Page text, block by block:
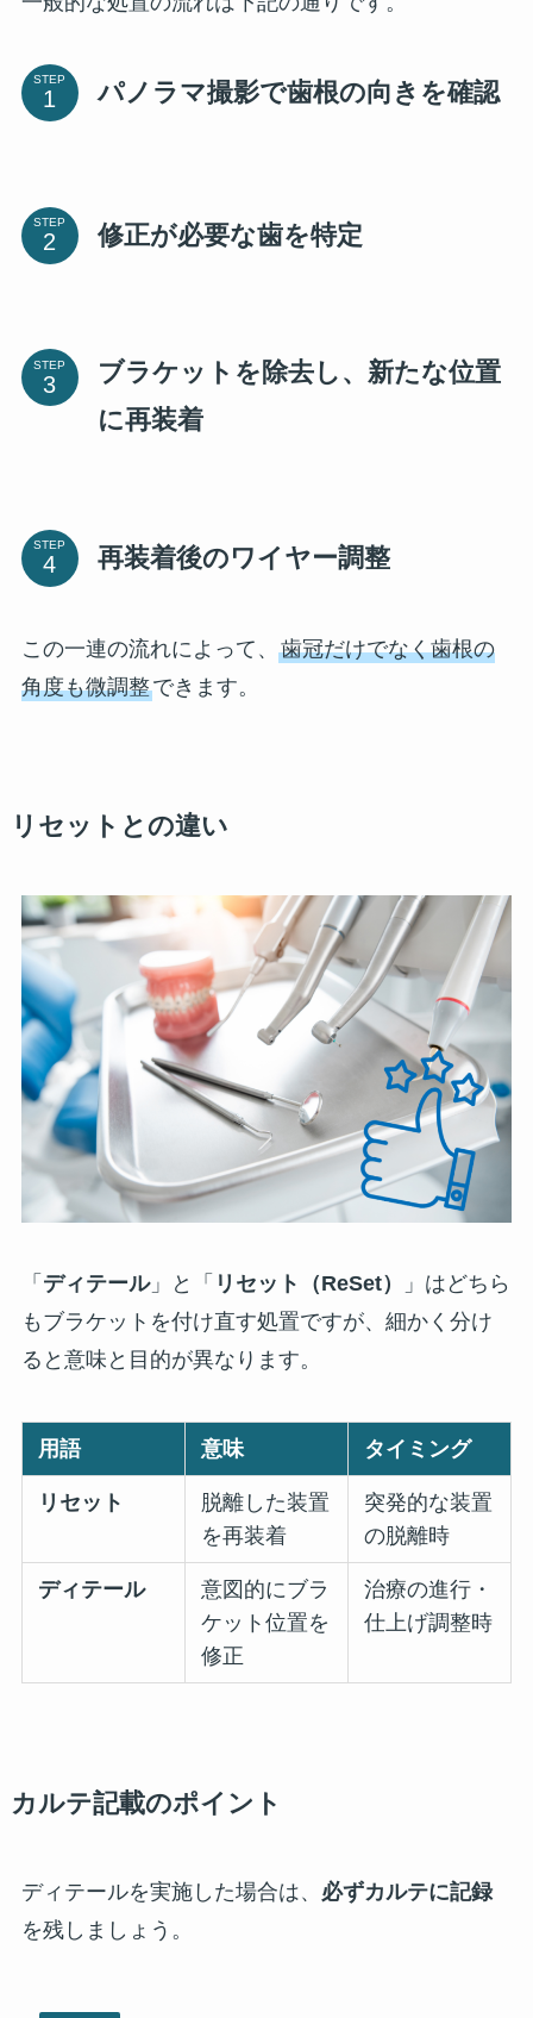
STEP パノラマ撮影で歯根の向きを確認
STEP 修正が必要な歯を特定
STEP
ブラケットを除去し、新たな位置
に再装着
STEP 再装着後のワイヤー調整
この一連の流れによって、 歯冠だけでなく歯根の
角度も微調整できます。
リセットとの違い
「 ディテール」と「 リセット（ReSet）
」はどちら
もブラケットを付け直す処置ですが、細かく分け
ると意味と目的が異なります。
用語 意味 タイミング
リセット
脱離した装置
を再装着
突発的な装置
の脱離時
ディテール
意図的にブラ
ケット位置を
修正
治療の進行・
仕上げ調整時
カルテ記載のポイント
ディテールを実施した場合は、 必ずカルテに記録
を残しましょう。